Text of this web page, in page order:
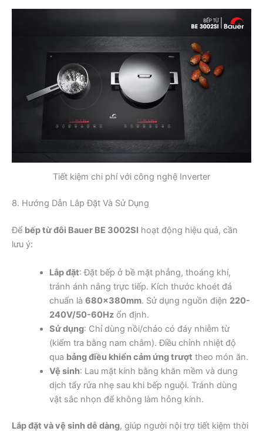
Tiết kiệm chi phí với công nghệ Inverter
8. Hướng Dẫn Lắp Đặt Và Sử Dụng
Để bếp từ đôi Bauer BE 3002SI hoạt động hiệu quả, cần
lưu ý:
Lắp đặt: Đặt bếp ở bề mặt phẳng, thoáng khí,
tránh ánh nắng trực tiếp. Kích thước khoét đá
chuẩn là 680x380mm. Sử dụng nguồn điện 220-
240V/50-60Hzổn định.
Sử dụng: Chỉ dùng nồi/chảo có đáy nhiễm từ
(kiểm tra bằng nam châm). Điều chỉnh nhiệt độ
qua bảng điều khiển cảm ứng trượt theo món ăn.
Vệ sinh: Lau mặt kính bằng khăn mềm và dung
dịch tẩy rửa nhẹ sau khi bếp nguội. Tránh dùng
vật sắc nhọn để không làm hỏng kính.
Lắp đặt và vệ sinh dễ dàng, giúp người nội trợ tiết kiệm thời